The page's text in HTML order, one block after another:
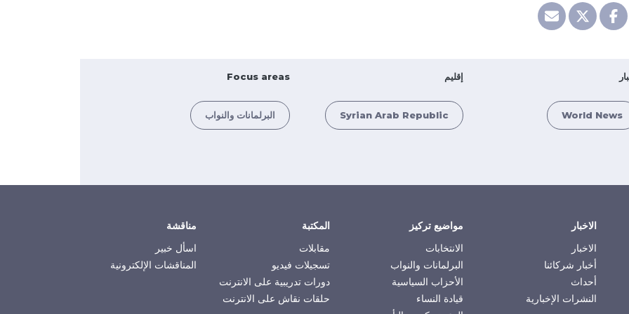
World News
إقليم
Syrian Arab Republic
Focus areas
البرلمانات والنواب
الاخبار
الاخبار
أخبار شركائنا
أحداث
النشرات الإخبارية
مواضيع تركيز
الانتخابات
البرلمانات والنواب
الأحزاب السياسية
قيادة النساء
المكتبة
مقابلات
تسجيلات فيديو
دورات تدريبية على الانترنت
حلقات نقاش على الانترنت
مناقشة
اسأل خبير
المناقشات الإلكترونية